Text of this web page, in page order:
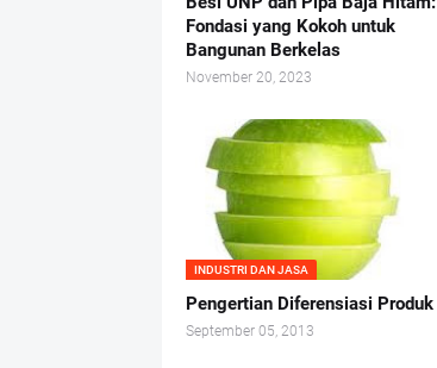
Fondasi yang Kokoh untuk
Bangunan Berkelas
November 20, 2023
INDUSTRI DAN JASA
Pengertian Diferensiasi Produk
September 05, 2013